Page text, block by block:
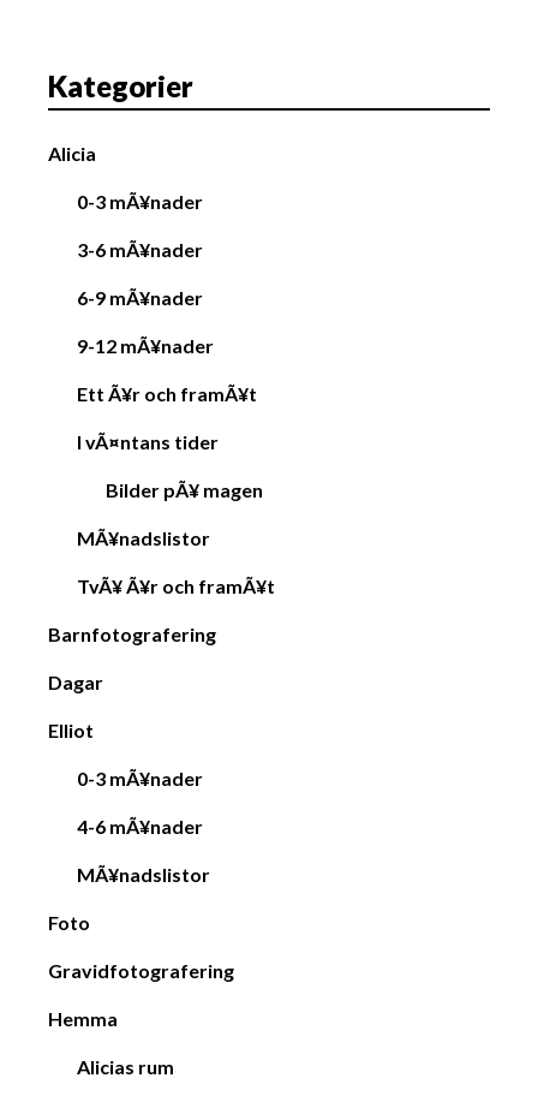
t
o
Kategorier
Alicia
0-3 mÃ¥nader
3-6 mÃ¥nader
6-9 mÃ¥nader
9-12 mÃ¥nader
Ett Ã¥r och framÃ¥t
I vÃ¤ntans tider
Bilder pÃ¥ magen
MÃ¥nadslistor
TvÃ¥ Ã¥r och framÃ¥t
Barnfotografering
Dagar
Elliot
0-3 mÃ¥nader
4-6 mÃ¥nader
MÃ¥nadslistor
Foto
Gravidfotografering
Hemma
Alicias rum